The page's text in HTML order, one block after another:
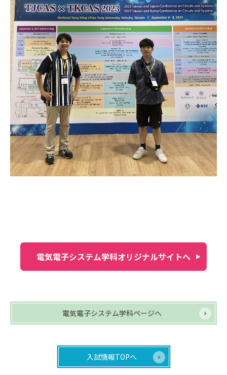
電気電子システム学科オリジナルサイトへ
電気電子システム学科ページへ
入試情報TOPへ